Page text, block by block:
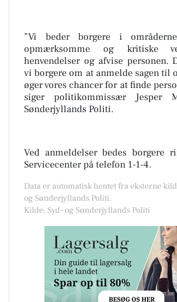
”Vi beder borgere i
opmærksomme og kritiske
henvendelser og afvise personen.
vi borgere om at anmelde sagen til
øger vores chancer for at finde
siger politikommissær Jesper
Sønderjyllands Politi.
Ved anmeldelser bedes borgere
Servicecenter på telefon 1-1-4.
Data er automatisk hentet fra eksterne
og Sønderjyllands Politi.
Kilde: Syd- og Sønderjyllands Politi